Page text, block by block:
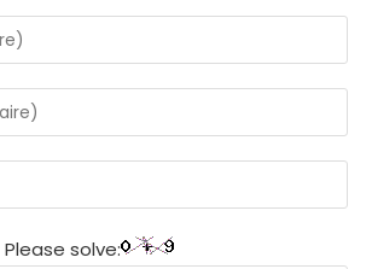
solve: